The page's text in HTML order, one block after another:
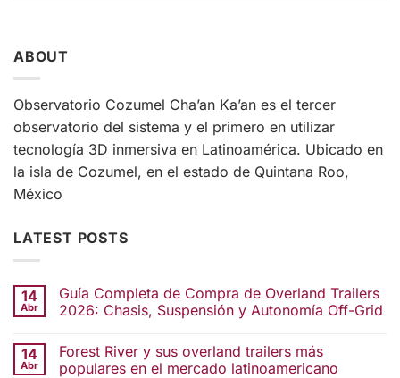
ABOUT
Observatorio Cozumel Cha’an Ka’an es el tercer
observatorio del sistema y el primero en utilizar
tecnología 3D inmersiva en Latinoamérica. Ubicado en
la isla de Cozumel, en el estado de Quintana Roo,
México
LATEST POSTS
14
Abr
Guía Completa de Compra de Overland Trailers
2026: Chasis, Suspensión y Autonomía Off-Grid
14
Abr
Forest River y sus overland trailers más
populares en el mercado latinoamericano